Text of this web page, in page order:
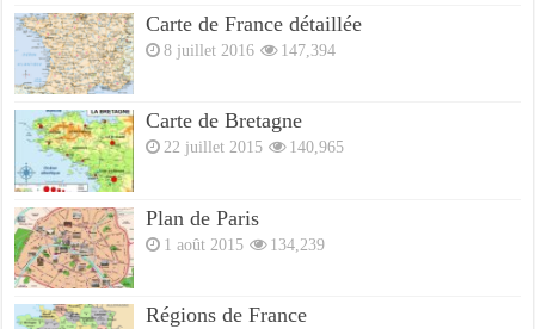
Carte de France détaillée
8 juillet 2016 147,394
Carte de Bretagne
22 juillet 2015 140,965
Plan de Paris
1 août 2015 134,239
Régions de France